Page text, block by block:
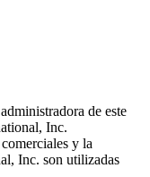
de este
Inc.
y la
Inc. son utilizadas